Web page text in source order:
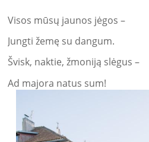
Visos mūsų jaunos jėgos –
Jungti žemę su dangum.
Švisk, naktie, žmoniją slėgus –
Ad majora natus sum!